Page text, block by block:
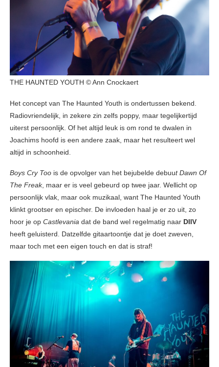
THE HAUNTED YOUTH © Ann Cnockaert
Het concept van The Haunted Youth is ondertussen bekend.
Radiovriendelijk, in zekere zin zelfs poppy, maar tegelijkertijd
uiterst persoonlijk. Of het altijd leuk is om rond te dwalen in
Joachims hoofd is een andere zaak, maar het resulteert wel
altijd in schoonheid.
Boys Cry Too is de opvolger van het bejubelde debuut Dawn Of
The Freak, maar er is veel gebeurd op twee jaar. Wellicht op
persoonlijk vlak, maar ook muzikaal, want The Haunted Youth
klinkt grootser en epischer. De invloeden haal je er zo uit, zo
hoor je op Castlevania dat de band wel regelmatig naar DIIV
heeft geluisterd. Datzelfde gitaartoontje dat je doet zweven,
maar toch met een eigen touch en dat is straf!